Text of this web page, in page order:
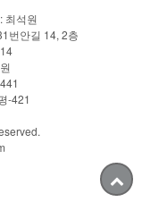
최석원
번안길 14, 2층
-421